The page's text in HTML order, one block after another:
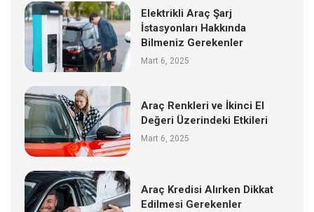
Elektrikli Araç Şarj
İstasyonları Hakkında
Bilmeniz Gerekenler
Mart 6, 2025
Araç Renkleri ve İkinci El
Değeri Üzerindeki Etkileri
Mart 6, 2025
Araç Kredisi Alırken Dikkat
Edilmesi Gerekenler